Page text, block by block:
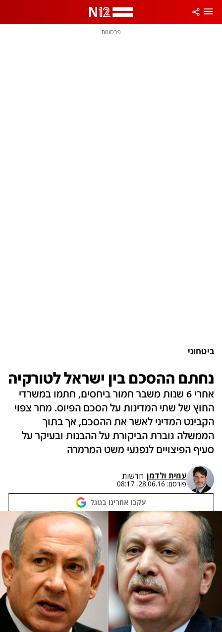
פרסומת
ביטחוני
נחתם ההסכם בין ישראל לטורקיה
אחרי 6 שנות משבר חמור ביחסים, חתמו במשרדי
החוץ של שתי המדינות על הסכם הפיוס. מחר צפוי
הקבינט המדיני לאשר את ההסכם, אך בתוך
הממשלה גוברת הביקורת על ההבנות ובעיקר על
סעיף הפיצויים לנפגעי משט המרמרה
עמית ולדמן חדשות
פורסם: 28.06.16, 08:17
עקבו אחרינו בגוגל